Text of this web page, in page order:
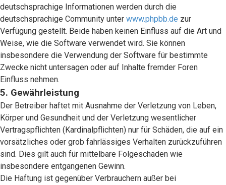
deutschsprachige Informationen werden durch die
deutschsprachige Community unter www.phpbb.de zur
Verfügung gestellt. Beide haben keinen Einfluss auf die Art und
Weise, wie die Software verwendet wird. Sie können
insbesondere die Verwendung der Software für bestimmte
Zwecke nicht untersagen oder auf Inhalte fremder Foren
Einfluss nehmen.
5. Gewährleistung
Der Betreiber haftet mit Ausnahme der Verletzung von Leben,
Körper und Gesundheit und der Verletzung wesentlicher
Vertragspflichten (Kardinalpflichten) nur für Schäden, die auf ein
vorsätzliches oder grob fahrlässiges Verhalten zurückzuführen
sind. Dies gilt auch für mittelbare Folgeschäden wie
insbesondere entgangenen Gewinn.
Die Haftung ist gegenüber Verbrauchern außer bei